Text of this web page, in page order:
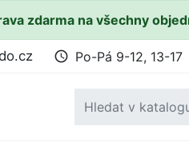
zdarma na všechny
access_time Po-Pá 9-12, 13-17